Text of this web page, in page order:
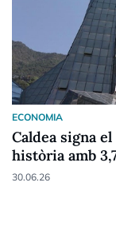
ECONOMIA
Caldea signa
història amb
30.06.26